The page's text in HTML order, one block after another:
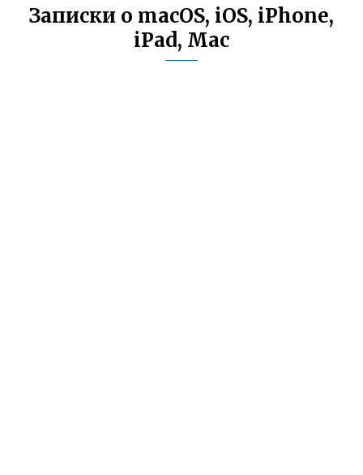
Записки о macOS, iOS, iPhone,
iPad, Mac